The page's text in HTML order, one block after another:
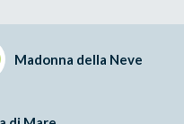
Madonna della Neve